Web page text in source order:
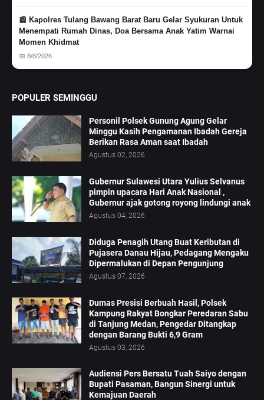
📰 Kapolres Tulang Bawang Barat Baru Gelar Syukuran Untuk
Menempati Rumah Dinas, Doa Bersama Anak Yatim Warnai
Momen Khidmat
📅 8/8/2026
POPULER SEMINGGU
Personil Polsek Gunung Agung Gelar
Minggu Kasih Pengamanan Ibadah Gereja
Berikan Rasa Aman saat Ibadah
Agustus 02, 2026
Gubernur Sulawesi Utara Yulius Selvanus
pimpin upacara Hari Anak Nasional ,
Gubernur ajak gotong royong lindungi anak
Agustus 04, 2026
Diduga Penagih Utang Buat Keributan di
Pujasera Danau Hijau, Pedagang Mengaku
Dipermalukan di Depan Pengunjung
Agustus 07, 2026
Dumas Presisi Berbuah Hasil, Polsek
Kampung Rakyat Bongkar Peredaran Sabu
di Tanjung Medan, Pengedar Ditangkap
dengan Barang Bukti 6,9 Gram
Agustus 03, 2026
Audiensi Pers Bersatu Tuah Saiyo dengan
Bupati Pasaman, Bangun Sinergi untuk
Kemajuan Daerah